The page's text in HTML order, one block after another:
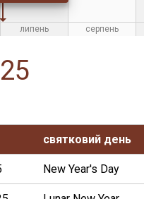
липень серпень
святковий день
New Year's Day